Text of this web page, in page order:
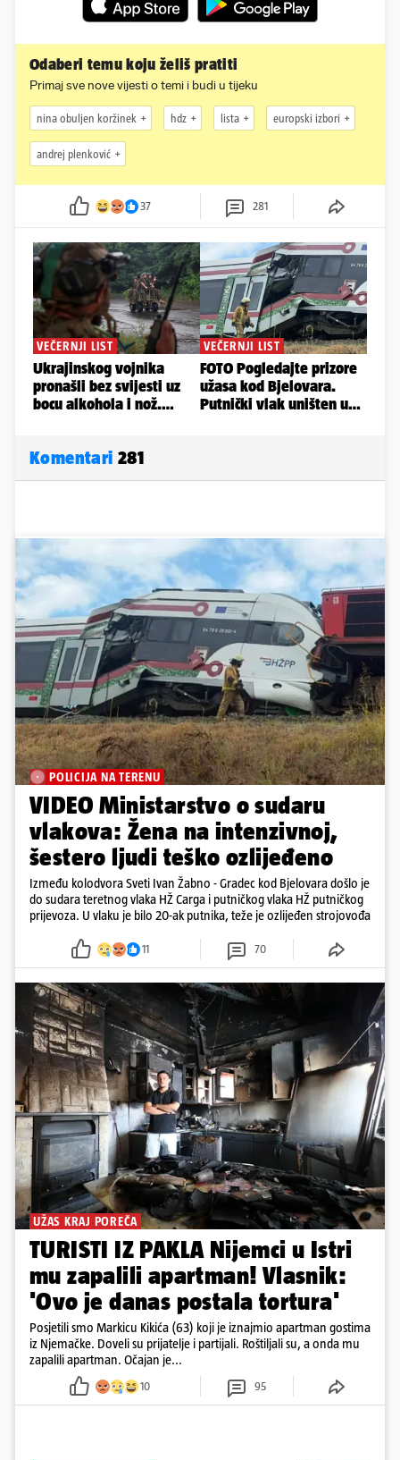
Odaberi temu koju želiš pratiti
Primaj sve nove vijesti o temi i budi u tijeku
nina obuljen koržinek hdz lista europski izbori
andrej plenković
37 281
Komentari 281
POLICIJA NA TERENU
VIDEO Ministarstvo o sudaru
vlakova: Žena na intenzivnoj,
šestero ljudi teško ozlijeđeno
Između kolodvora Sveti Ivan Žabno - Gradec kod Bjelovara došlo je
do sudara teretnog vlaka HŽ Carga i putničkog vlaka HŽ putničkog
prijevoza. U vlaku je bilo 20-ak putnika, teže je ozlijeđen strojovođa
11 70
UŽAS KRAJ POREČA
TURISTI IZ PAKLA Nijemci u Istri
mu zapalili apartman! Vlasnik:
'Ovo je danas postala tortura'
Posjetili smo Markicu Kikića (63) koji je iznajmio apartman gostima
iz Njemačke. Doveli su prijatelje i partijali. Roštiljali su, a onda mu
zapalili apartman. Očajan je...
10 95